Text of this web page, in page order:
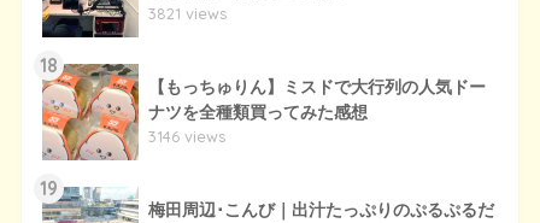
3821 views
18
【もっちゅりん】ミスドで大行列の人気ドー
ナツを全種類買ってみた感想
3146 views
19
梅田周辺･こんび｜出汁たっぷりのぷるぷるだ